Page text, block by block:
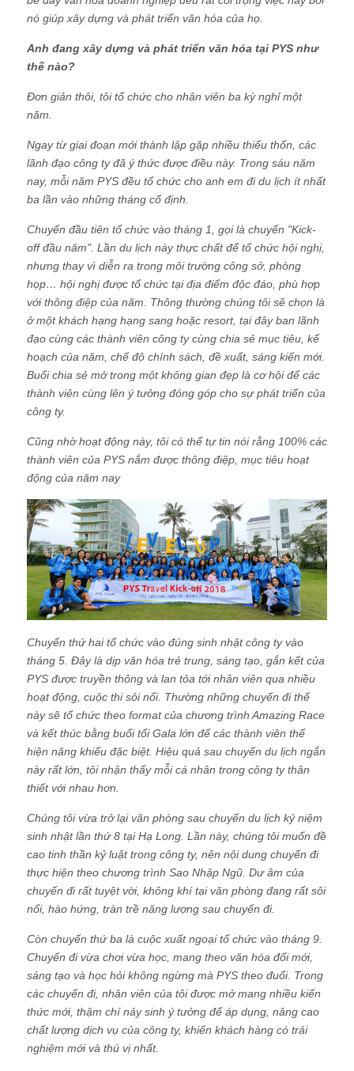
nó giúp xây dựng và phát triển văn hóa của họ.
Anh đang xây dựng và phát triển văn hóa tại PYS như
thế nào?
Đơn giản thôi, tôi tổ chức cho nhân viên ba kỳ nghỉ một
năm.
Ngay từ giai đoạn mới thành lập gặp nhiều thiếu thốn, các
lãnh đạo công ty đã ý thức được điều này. Trong sáu năm
nay, mỗi năm PYS đều tổ chức cho anh em đi du lịch ít nhất
ba lần vào những tháng cố định.
Chuyến đầu tiên tổ chức vào tháng 1, gọi là chuyến "Kick-
off đầu năm". Lần du lịch này thực chất để tổ chức hội nghị,
nhưng thay vì diễn ra trong môi trường công sở, phòng
họp… hội nghị được tổ chức tại địa điểm độc đáo, phù hợp
với thông điệp của năm. Thông thường chúng tôi sẽ chọn là
ở một khách hạng hạng sang hoặc resort, tại đây ban lãnh
đạo cùng các thành viên công ty cùng chia sẻ mục tiêu, kế
hoạch của năm, chế độ chính sách, đề xuất, sáng kiến mới.
Buổi chia sẻ mở trong một không gian đẹp là cơ hội để các
thành viên cùng lên ý tưởng đóng góp cho sự phát triển của
công ty.
Cũng nhờ hoạt động này, tôi có thể tự tin nói rằng 100% các
thành viên của PYS nắm được thông điệp, mục tiêu hoạt
động của năm nay
Chuyến thứ hai tổ chức vào đúng sinh nhật công ty vào
tháng 5. Đây là dịp văn hóa trẻ trung, sáng tạo, gắn kết của
PYS được truyền thông và lan tỏa tới nhân viên qua nhiều
hoạt động, cuộc thi sôi nổi. Thường những chuyến đi thế
này sẽ tổ chức theo format của chương trình Amazing Race
và kết thúc bằng buổi tối Gala lớn để các thành viên thể
hiện năng khiếu đặc biệt. Hiệu quả sau chuyến du lịch ngắn
này rất lớn, tôi nhận thấy mỗi cá nhân trong công ty thân
thiết với nhau hơn.
Chúng tôi vừa trở lại văn phòng sau chuyến du lịch kỷ niệm
sinh nhật lần thứ 8 tại Hạ Long. Lần này, chúng tôi muốn đề
cao tinh thần kỷ luật trong công ty, nên nội dung chuyến đi
thực hiện theo chương trình Sao Nhập Ngũ. Dư âm của
chuyến đi rất tuyệt vời, không khí tại văn phòng đang rất sôi
nổi, hào hứng, tràn trề năng lượng sau chuyến đi.
Còn chuyến thứ ba là cuộc xuất ngoại tổ chức vào tháng 9.
Chuyến đi vừa chơi vừa học, mang theo văn hóa đổi mới,
sáng tạo và học hỏi không ngừng mà PYS theo đuổi. Trong
các chuyến đi, nhân viên của tôi được mở mang nhiều kiến
thức mới, thậm chí nảy sinh ý tưởng để áp dụng, nâng cao
chất lượng dịch vụ của công ty, khiến khách hàng có trải
nghiệm mới và thú vị nhất.